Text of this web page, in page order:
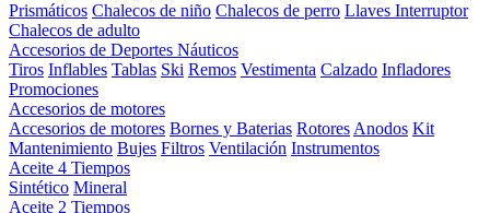
Prismáticos Chalecos de niño Chalecos de perro Llaves Interruptor
Chalecos de adulto
Accesorios de Deportes Náuticos
Tiros Inflables Tablas Ski Remos Vestimenta Calzado Infladores
Promociones
Accesorios de motores
Accesorios de motores Bornes y Baterias Rotores Anodos Kit
Mantenimiento Bujes Filtros Ventilación Instrumentos
Aceite 4 Tiempos
Sintético Mineral
Aceite 2 Tiempos